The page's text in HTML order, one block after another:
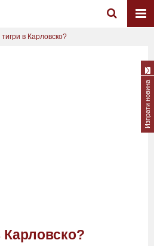
в Карловско?
Изпрати новина